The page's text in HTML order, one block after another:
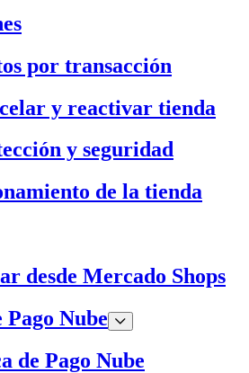
por transacción
y reactivar tienda
y seguridad
de la tienda
desde Mercado Shops
Pago Nube
de Pago Nube